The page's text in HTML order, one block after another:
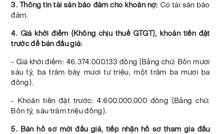
3. Thông tin tài sản bảo đảm cho khoản nợ: Có tài sản bảo
đảm.
4. Giá khởi điểm (Không chịu thuế GTGT), khoản tiền đặt
trước để bán đấu giá:
- Giá khởi điểm: 46.374.000.133 đồng (Bằng chữ: Bốn mươi
sáu tỷ, ba trăm bảy mươi tư triệu, một trăm ba mươi ba
đồng).
- Khoản tiền đặt trước: 4.600.000.000 đồng (Bằng chữ:
Bốn tỷ, sáu trăm triệu đồng).
5. Bán hồ sơ mời đấu giá, tiếp nhận hồ sơ tham gia đấu